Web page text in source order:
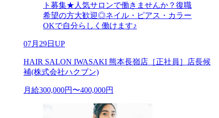
ト募集★人気サロンで働きませんか？復職
希望の方大歓迎◎ネイル・ピアス・カラー
OKで自分らしく働けます♪
07月29日UP
HAIR SALON IWASAKI 熊本長嶺店［正社員］店長候
補(株式会社ハクブン)
月給300,000円〜400,000円